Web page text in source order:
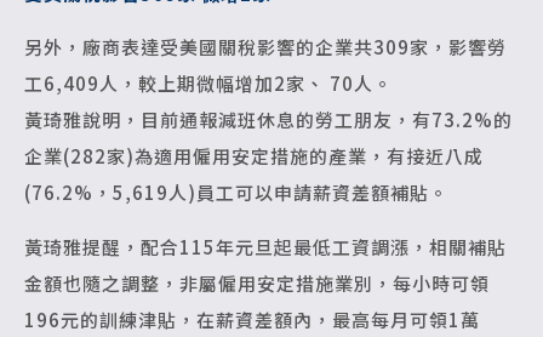
另外，廠商表達受美國關稅影響的企業共309家，影響勞
工6,409人，較上期微幅增加2家、 70人。
黃琦雅說明，目前通報減班休息的勞工朋友，有73.2%的
企業(282家)為適用僱用安定措施的產業，有接近八成
(76.2%，5,619人)員工可以申請薪資差額補貼。
黃琦雅提醒，配合115年元旦起最低工資調漲，相關補貼
金額也隨之調整，非屬僱用安定措施業別，每小時可領
196元的訓練津貼，在薪資差額內，最高每月可領1萬